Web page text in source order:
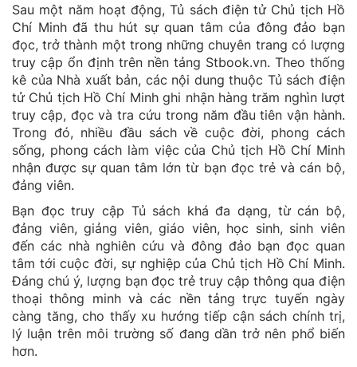
Sau một năm hoạt động, Tủ sách điện tử Chủ tịch Hồ
Chí Minh đã thu hút sự quan tâm của đông đảo bạn
đọc, trở thành một trong những chuyên trang có lượng
truy cập ổn định trên nền tảng Stbook.vn. Theo thống
kê của Nhà xuất bản, các nội dung thuộc Tủ sách điện
tử Chủ tịch Hồ Chí Minh ghi nhận hàng trăm nghìn lượt
truy cập, đọc và tra cứu trong năm đầu tiên vận hành.
Trong đó, nhiều đầu sách về cuộc đời, phong cách
sống, phong cách làm việc của Chủ tịch Hồ Chí Minh
nhận được sự quan tâm lớn từ bạn đọc trẻ và cán bộ,
đảng viên.
Bạn đọc truy cập Tủ sách khá đa dạng, từ cán bộ,
đảng viên, giảng viên, giáo viên, học sinh, sinh viên
đến các nhà nghiên cứu và đông đảo bạn đọc quan
tâm tới cuộc đời, sự nghiệp của Chủ tịch Hồ Chí Minh.
Đáng chú ý, lượng bạn đọc trẻ truy cập thông qua điện
thoại thông minh và các nền tảng trực tuyến ngày
càng tăng, cho thấy xu hướng tiếp cận sách chính trị,
lý luận trên môi trường số đang dần trở nên phổ biến
hơn.